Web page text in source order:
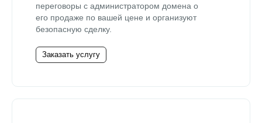
переговоры с администратором домена о
его продаже по вашей цене и организуют
безопасную сделку.
Заказать услугу